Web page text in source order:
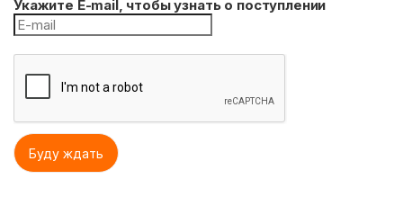
Укажите E-mail, чтобы узнать о поступлении